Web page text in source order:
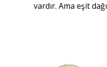
vardır. Ama eşit